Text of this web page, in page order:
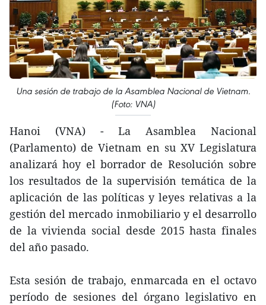
Una sesión de trabajo de la Asamblea Nacional de Vietnam.
(Foto: VNA)
Hanoi (VNA) - La Asamblea Nacional
(Parlamento) de Vietnam en su XV Legislatura
analizará hoy el borrador de Resolución sobre
los resultados de la supervisión temática de la
aplicación de las políticas y leyes relativas a la
gestión del mercado inmobiliario y el desarrollo
de la vivienda social desde 2015 hasta finales
del año pasado.
Esta sesión de trabajo, enmarcada en el octavo
período de sesiones del órgano legislativo en